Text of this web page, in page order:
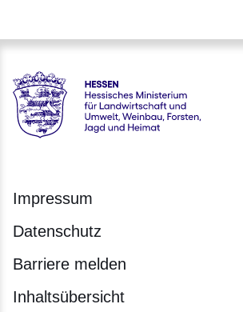
Hessen - Hessisches Ministerium für
Impressum
Datenschutz
Barriere melden
Inhaltsübersicht